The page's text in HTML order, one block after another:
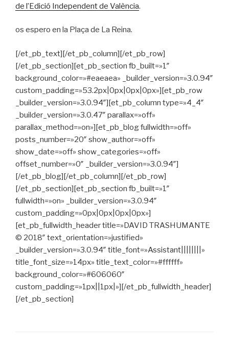
de l’Edició Independent de València.
os espero en la Plaça de La Reina.
[/et_pb_text][/et_pb_column][/et_pb_row]
[/et_pb_section][et_pb_section fb_built=»1″
background_color=»#eaeaea» _builder_version=»3.0.94″
custom_padding=»53.2px|0px|0px|0px»][et_pb_row
_builder_version=»3.0.94″][et_pb_column type=»4_4″
_builder_version=»3.0.47″ parallax=»off»
parallax_method=»on»][et_pb_blog fullwidth=»off»
posts_number=»20″ show_author=»off»
show_date=»off» show_categories=»off»
offset_number=»0″ _builder_version=»3.0.94″]
[/et_pb_blog][/et_pb_column][/et_pb_row]
[/et_pb_section][et_pb_section fb_built=»1″
fullwidth=»on» _builder_version=»3.0.94″
custom_padding=»0px|0px|0px|0px»]
[et_pb_fullwidth_header title=»DAVID TRASHUMANTE
© 2018″ text_orientation=»justified»
_builder_version=»3.0.94″ title_font=»Assistant||||||||»
title_font_size=»14px» title_text_color=»#ffffff»
background_color=»#606060″
custom_padding=»1px||1px|»][/et_pb_fullwidth_header]
[/et_pb_section]